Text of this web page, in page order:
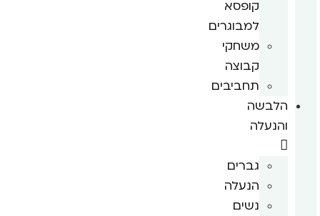
קופסא
למבוגרים
משחקי
קבוצה
תחביבים
הלבשה
והנעלה
גברים
הנעלה
נשים